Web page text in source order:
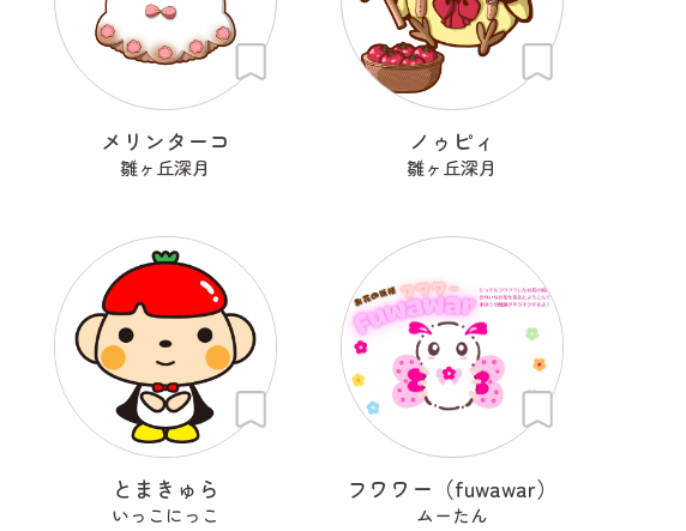
メリンターコ
雛ヶ丘深月
ノゥピィ
雛ヶ丘深月
とまきゅら
いっこにっこ
フワワー（fuwawar）
ムーたん